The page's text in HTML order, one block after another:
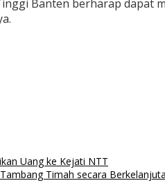
Banten berharap
Uang ke Kejati NTT
Timah secara